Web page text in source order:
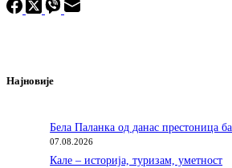
Најновије
Бела Паланка од данас престоница
07.08.2026
Кале – историја, туризам, уметност